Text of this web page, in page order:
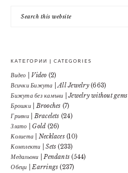
this
КАТЕГОРИИ | CATEGORIES
Видео | Video (2)
Всички Бижута | All Jewelry(663)
Бижута без камъни | Jewelry without gems
Брошки | Brooches (7)
Гривни | Bracelets (24)
Злато | Gold (26)
Колиета | Necklaces(10)
Комплекти | Sets (233)
Медальони | Pendants (544)
Обеци | Earrings (237)